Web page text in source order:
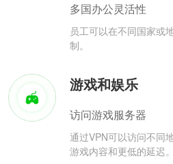
多国办公灵活性
员工可以在不同国家或
制。
游戏和娱乐
访问游戏服务器
通过VPN可以访问不同
游戏内容和更低的延迟。